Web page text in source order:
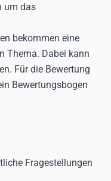
um das
bekommen eine
Thema. Dabei kann
Für die Bewertung
Bewertungsbogen
Fragestellungen